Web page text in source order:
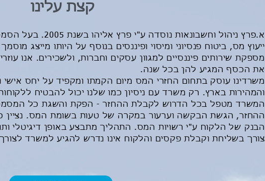
קצת עלינו
א.פרץ ניהול וחשבונאות
ייעוץ מס, ביטוח פנסיוני ומיסוי ופיננסים בנוסף על היותו מייצג
את הכסף המגיע להן בכל שנה.
משרדינו עוסק בתחום החזרי המס מיום הקמתו ומקפיד על יחס אישי
והמהירות בארץ. רק משרד עם ניסיון כמו שלנו יכול להבטיח
המשרד מטפל בכל הדרוש לקבלת ההחזר - הפקת והשגת כל
ההחזר, הגשת הבקשה וערעור במקרה של טעות בשומת המס. נציין
הבנק של הלקוח ע"י רשויות המס. התהליך מתבצע באופן דיגיטלי
צורך בשליחת וקבלת פקסים והלקוח אינו נדרש להגיע למשרד